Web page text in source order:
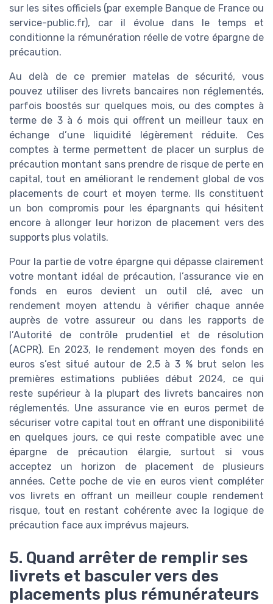
sur les sites officiels (par exemple Banque de France ou
service-public.fr), car il évolue dans le temps et
conditionne la rémunération réelle de votre épargne de
précaution.
Au delà de ce premier matelas de sécurité, vous
pouvez utiliser des livrets bancaires non réglementés,
parfois boostés sur quelques mois, ou des comptes à
terme de 3 à 6 mois qui offrent un meilleur taux en
échange d’une liquidité légèrement réduite. Ces
comptes à terme permettent de placer un surplus de
précaution montant sans prendre de risque de perte en
capital, tout en améliorant le rendement global de vos
placements de court et moyen terme. Ils constituent
un bon compromis pour les épargnants qui hésitent
encore à allonger leur horizon de placement vers des
supports plus volatils.
Pour la partie de votre épargne qui dépasse clairement
votre montant idéal de précaution, l’assurance vie en
fonds en euros devient un outil clé, avec un
rendement moyen attendu à vérifier chaque année
auprès de votre assureur ou dans les rapports de
l’Autorité de contrôle prudentiel et de résolution
(ACPR). En 2023, le rendement moyen des fonds en
euros s’est situé autour de 2,5 à 3 % brut selon les
premières estimations publiées début 2024, ce qui
reste supérieur à la plupart des livrets bancaires non
réglementés. Une assurance vie en euros permet de
sécuriser votre capital tout en offrant une disponibilité
en quelques jours, ce qui reste compatible avec une
épargne de précaution élargie, surtout si vous
acceptez un horizon de placement de plusieurs
années. Cette poche de vie en euros vient compléter
vos livrets en offrant un meilleur couple rendement
risque, tout en restant cohérente avec la logique de
précaution face aux imprévus majeurs.
5. Quand arrêter de remplir ses
livrets et basculer vers des
placements plus rémunérateurs